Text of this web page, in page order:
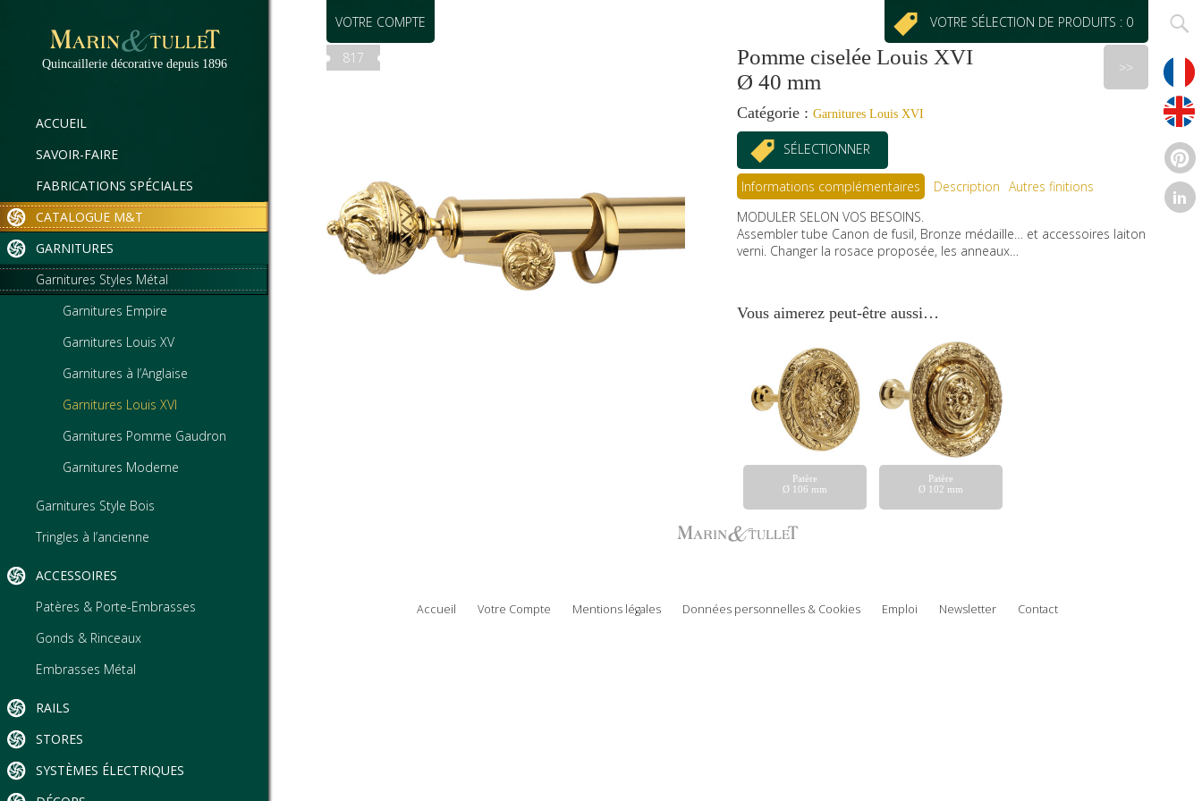
Quincaillerie décorative depuis 1896
ACCUEIL
SAVOIR-FAIRE
FABRICATIONS SPÉCIALES
CATALOGUE M&T
GARNITURES
Garnitures Styles Métal
Garnitures Empire
Garnitures Louis XV
Garnitures à l’Anglaise
Garnitures Louis XVI
Garnitures Pomme Gaudron
Garnitures Moderne
Garnitures Style Bois
Tringles à l’ancienne
ACCESSOIRES
Patères & Porte-Embrasses
Gonds & Rinceaux
Embrasses Métal
RAILS
STORES
SYSTÈMES ÉLECTRIQUES
VOTRE COMPTE VOTRE SÉLECTION DE PRODUITS : 0
817
>>
Pomme ciselée Louis XVI
Ø 40 mm
Catégorie :Garnitures Louis XVI
SÉLECTIONNER
Informations complémentaires Description
Autres finitions
MODULER SELON VOS BESOINS.
Assembler tube Canon de fusil, Bronze médaille… et accessoires laiton
verni. Changer la rosace proposée, les anneaux…
Vous aimerez peut-être aussi…
Patère
Ø 106 mm
Patère
Ø 102 mm
Accueil Votre Compte Mentions légales Données personnelles & Cookies Emploi Newsletter Contact